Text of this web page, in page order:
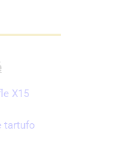
X15
tartufo